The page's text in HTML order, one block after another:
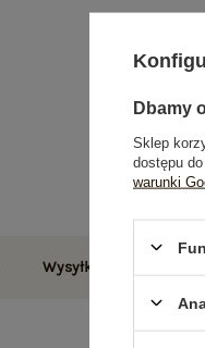
Wysyłka i dostawa
Dbamy
Sklep
dostępu
warunki